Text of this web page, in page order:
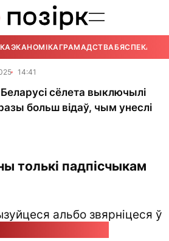
ЭКАНОМІКАГРАМАДСТВАБЯСПЕКА
14:41
сёлета выключылі
больш відаў, чым унеслі
толькі падпісчыкам
альбо звярніцеся ў